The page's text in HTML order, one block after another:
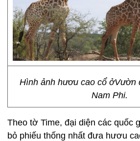
Hình ảnh hươu cao cổ ởVườn
Nam Phi.
Theo tờ Time, đại diện các quốc
bỏ phiếu thống nhất đưa hươu